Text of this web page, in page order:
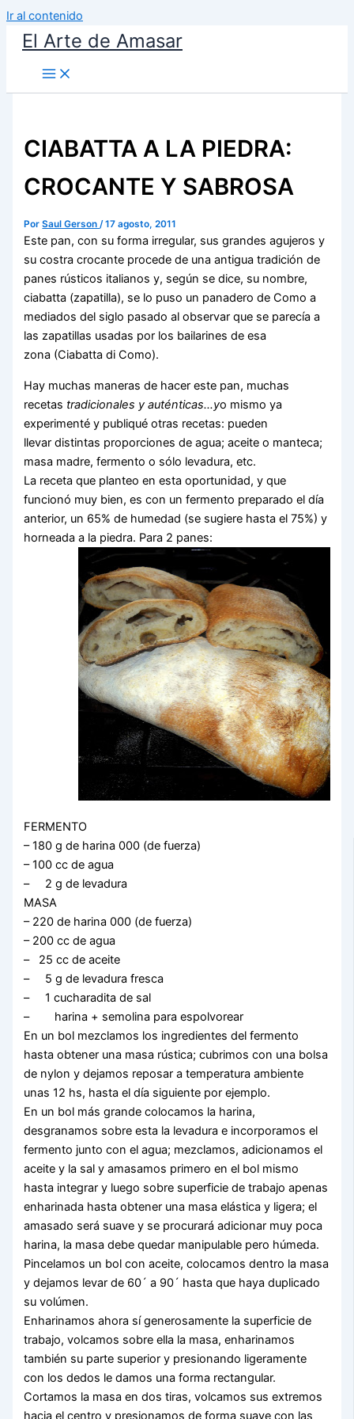
Ir al contenido
El Arte de Amasar
CIABATTA A LA PIEDRA:
CROCANTE Y SABROSA
PorSaul Gerson/17 agosto, 2011
Este pan, con su forma irregular, sus grandes agujeros y
su costra crocante procede de una antigua tradición de
panes rústicos italianos y, según se dice, su nombre,
ciabatta (zapatilla), se lo puso un panadero de Como a
mediados del siglo pasado al observar que se parecía a
las zapatillas usadas por los bailarines de esa
zona (Ciabatta di Como).
Hay muchas maneras de hacer este pan, muchas
recetas tradicionales y auténticas…yo mismo ya
experimenté y publiqué otras recetas: pueden
llevar distintas proporciones de agua; aceite o manteca;
masa madre, fermento o sólo levadura, etc.
La receta que planteo en esta oportunidad, y que
funcionó muy bien, es con un fermento preparado el día
anterior, un 65% de humedad (se sugiere hasta el 75%) y
horneada a la piedra. Para 2 panes:
FERMENTO
– 180 g de harina 000 (de fuerza)
– 100 cc de agua
– 2 g de levadura
MASA
– 220 de harina 000 (de fuerza)
– 200 cc de agua
– 25 cc de aceite
– 5 g de levadura fresca
– 1 cucharadita de sal
– harina + semolina para espolvorear
En un bol mezclamos los ingredientes del fermento
hasta obtener una masa rústica; cubrimos con una bolsa
de nylon y dejamos reposar a temperatura ambiente
unas 12 hs, hasta el día siguiente por ejemplo.
En un bol más grande colocamos la harina,
desgranamos sobre esta la levadura e incorporamos el
fermento junto con el agua; mezclamos, adicionamos el
aceite y la sal y amasamos primero en el bol mismo
hasta integrar y luego sobre superficie de trabajo apenas
enharinada hasta obtener una masa elástica y ligera; el
amasado será suave y se procurará adicionar muy poca
harina, la masa debe quedar manipulable pero húmeda.
Pincelamos un bol con aceite, colocamos dentro la masa
y dejamos levar de 60´ a 90´ hasta que haya duplicado
su volúmen.
Enharinamos ahora sí generosamente la superficie de
trabajo, volcamos sobre ella la masa, enharinamos
también su parte superior y presionando ligeramente
con los dedos le damos una forma rectangular.
Cortamos la masa en dos tiras, volcamos sus extremos
hacia el centro y presionamos de forma suave con las